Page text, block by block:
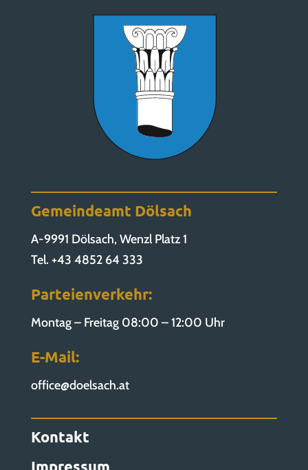
Gemeindeamt Dölsach
A-9991 Dölsach, Wenzl Platz 1
Tel. +43 4852 64 333
Parteienverkehr:
Montag – Freitag 08:00 – 12:00 Uhr
E-Mail:
office@doelsach.at
Kontakt